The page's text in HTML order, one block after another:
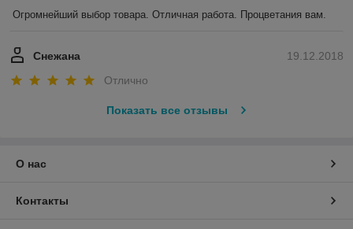
Огромнейший выбор товара. Отличная работа. Процветания вам.
19.12.2018
Снежана
Отлично
Показать все отзывы
О нас
Контакты